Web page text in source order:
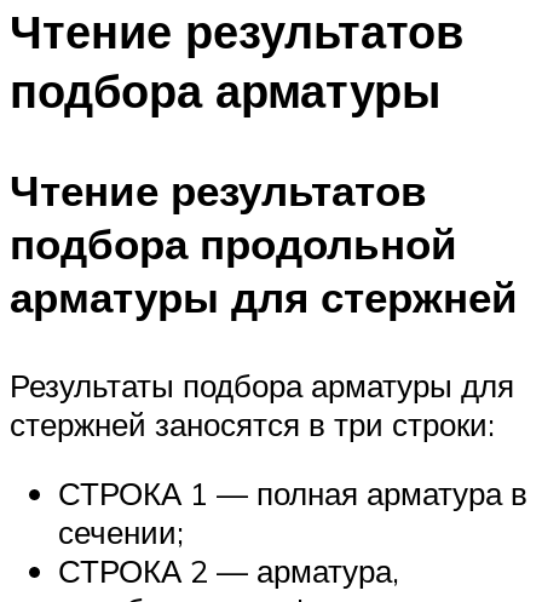
Чтение результатов
подбора арматуры
Чтение результатов
подбора продольной
арматуры для стержней
Результаты подбора арматуры для
стержней заносятся в три строки:
СТРОКА 1 — полная арматура в
сечении;
СТРОКА 2 — арматура,